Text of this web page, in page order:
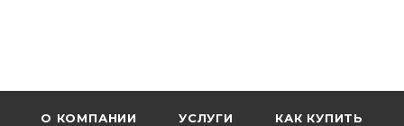
О КОМПАНИИ УСЛУГИ КАК КУПИТЬ